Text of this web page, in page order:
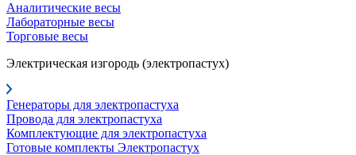
Аналитические весы
Лабораторные весы
Торговые весы
Электрическая изгородь (электропастух)
Генераторы для электропастуха
Провода для электропастуха
Комплектующие для электропастуха
Готовые комплекты Электропастух